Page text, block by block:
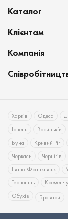
Каталог
Клієнтам
Компанія
Харків Одеса
Ірпень
Василькíв
Буча
Кривий Ріг
Черкаси
Чернігів
Івано-Франківськ
Тернопіль
Обухів
Бровари